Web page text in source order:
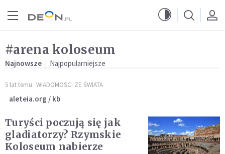
#arena koloseum
Najnowsze Najpopularniejsze
5 lat temu WIADOMOŚCI ZE ŚWIATA
aleteia.org / kb
Turyści poczują się jak
gladiatorzy? Rzymskie
Koloseum nabierze